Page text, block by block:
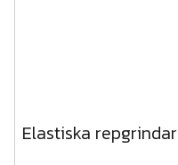
Elastiska repgrindar